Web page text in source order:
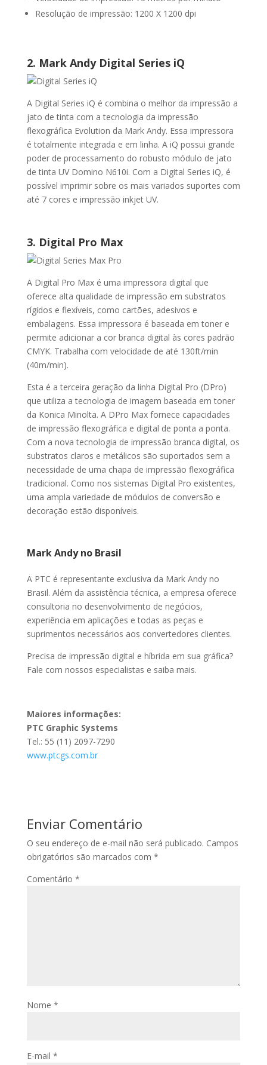
Resolução de impressão: 1200 X 1200 dpi
2. Mark Andy Digital Series iQ
A Digital Series iQ é combina o melhor da impressão a
jato de tinta com a tecnologia da impressão
flexográfica Evolution da Mark Andy. Essa impressora
é totalmente integrada e em linha. A iQ possui grande
poder de processamento do robusto módulo de jato
de tinta UV Domino N610i. Com a Digital Series iQ, é
possível imprimir sobre os mais variados suportes com
até 7 cores e impressão inkjet UV.
3. Digital Pro Max
A Digital Pro Max é uma impressora digital que
oferece alta qualidade de impressão em substratos
rígidos e flexíveis, como cartões, adesivos e
embalagens. Essa impressora é baseada em toner e
permite adicionar a cor branca digital às cores padrão
CMYK. Trabalha com velocidade de até 130ft/min
(40m/min).
Esta é a terceira geração da linha Digital Pro (DPro)
que utiliza a tecnologia de imagem baseada em toner
da Konica Minolta. A DPro Max fornece capacidades
de impressão flexográfica e digital de ponta a ponta.
Com a nova tecnologia de impressão branca digital, os
substratos claros e metálicos são suportados sem a
necessidade de uma chapa de impressão flexográfica
tradicional. Como nos sistemas Digital Pro existentes,
uma ampla variedade de módulos de conversão e
decoração estão disponíveis.
Mark Andy no Brasil
A PTC é representante exclusiva da Mark Andy no
Brasil. Além da assistência técnica, a empresa oferece
consultoria no desenvolvimento de negócios,
experiência em aplicações e todas as peças e
suprimentos necessários aos convertedores clientes.
Precisa de impressão digital e híbrida em sua gráfica?
Fale com nossos especialistas e saiba mais.
Maiores informações:
PTC Graphic Systems
Tel.: 55 (11) 2097-7290
www.ptcgs.com.br
Enviar Comentário
O seu endereço de e-mail não será publicado. Campos
obrigatórios são marcados com *
Comentário *
Nome *
E-mail *